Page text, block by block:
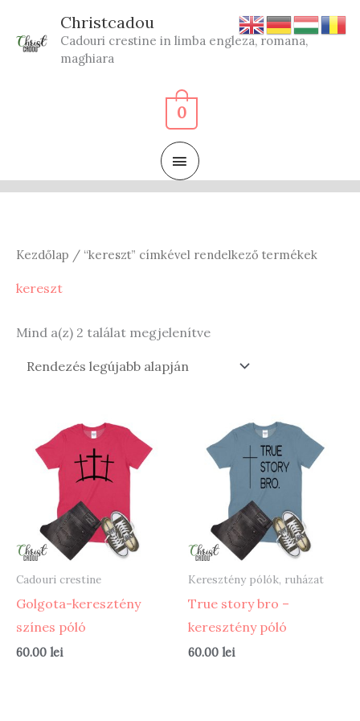
content
Christcadou
Cadouri crestine in limba engleza, romana,
maghiara
MAIN
MENU
0
Kezdőlap / “kereszt” címkével rendelkező termékek
kereszt
Mind a(z) 2 találat megjelenítveSorted
Cadouri crestine
Golgota-keresztény
színes póló
60.00 lei
Keresztény pólók, ruházat
True story bro –
keresztény póló
60.00 lei